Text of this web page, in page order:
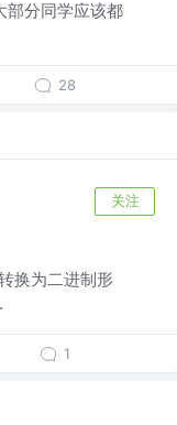
部分同学应该都
28
关注
换为二进制形
1